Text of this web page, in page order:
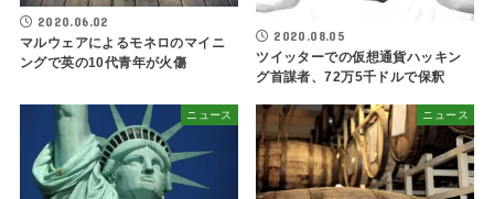
2020.06.02
マルウェアによるモネロのマイニ
ングで英の10代青年が火傷
2020.08.05
ツイッターでの仮想通貨ハッキン
グ首謀者、72万5千ドルで保釈
ニュース ニュース